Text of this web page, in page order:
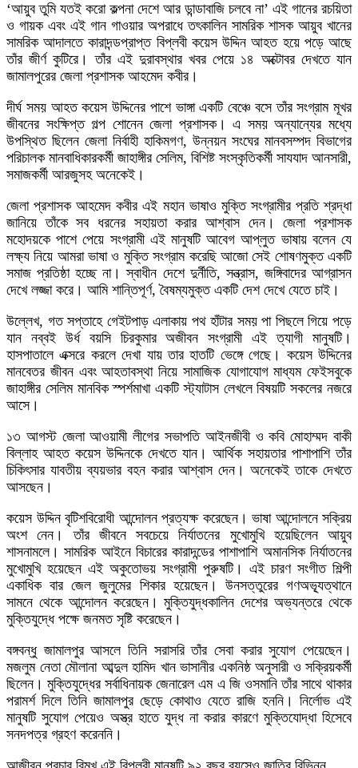
‘আয়ুব তুমি যতই করো কল্পনা দেশে আর ডান্ডাবাজি চলবে না’ এই গানের রচয়িতা
ও গায়ক এবং এই গান গাওয়ার অপরাধে তৎকালিন সামরিক শাসক আয়ুব খানের
সামরিক আদালতে কারাদন্ডপ্রাপ্ত বিপ্লবী কয়েস উদ্দিন আহত হয়ে পড়ে আছে
তাঁর জীর্ণ কুটিরে। তাঁর এই দুরাবস্থার খবর পেয়ে ১৪ অক্টোবর দেখতে যান
জামালপুরের জেলা প্রশাসক আহমেদ কবীর।
দীর্ঘ সময় আহত কয়েস উদ্দিনের পাশে ভাঙ্গা একটি বেঞ্চে বসে তাঁর সংগ্রাম মূখর
জীবনের সংক্ষিপ্ত গল্প শোনেন জেলা প্রশাসক। এ সময় অন্যান্যের মধ্যে
উপস্থিত ছিলেন জেলা নির্বাহী হাকিমগণ, উন্নয়ন সংঘের মানবসম্পদ বিভাগের
পরিচালক মানবাধিকারকর্মী জাহাঙ্গীর সেলিম, বিশিষ্ট সংস্কৃতিকর্মী সাযযাদ আনসারী,
সমাজকর্মী আরজুসহ অনেকেই।
জেলা প্রশাসক আহমেদ কবীর এই মহান ভাষাও মুক্তি সংগ্রামীর প্রতি শ্রদ্ধা
জানিয়ে তাঁকে সব ধরনের সহায়তা করার আশ্বাস দেন। জেলা প্রশাসক
মহোদয়কে পাশে পেয়ে সংগ্রামী এই মানুষটি আবেগ আপ্লুত ভাষায় বলেন যে
লক্ষ্য নিয়ে আমরা ভাষা ও মুক্তি সংগ্রাম করেছি আজো সেই শোষণমুক্ত একটি
সমাজ প্রতিষ্ঠা হচ্ছে না। স্বাধীন দেশে দুর্নীতি, সন্ত্রাস, জঙ্গিবাদের আগ্রাসন
দেখে লজ্জা করে। আমি শান্তিপূর্ণ, বৈষম্যমুক্ত একটি দেশ দেখে যেতে চাই।
উল্লেখ, গত সপ্তাহে গেইটপাড় এলাকায় পথ হাঁটার সময় পা পিছলে গিয়ে পড়ে
যান নব্বই উর্ধ বয়সি চিরকুমার অজীবন সংগ্রামী এই ত্যাগী মানুষটি।
হাসপাতালে এক্সরে করলে দেখা যায় তার হাতটি ভেঙ্গে গেছে। কয়েস উদ্দিনের
মানবেতর জীবন এবং আহতাবস্থা নিয়ে সামাজিক যোগাযোগ মাধ্যম ফেইসবুকে
জাহাঙ্গীর সেলিম মানবিক স্পর্শমাখা একটি স্ট্যাটাস লেখলে বিষয়টি সকলের নজরে
আসে।
১৩ আগস্ট জেলা আওয়ামী লীগের সভাপতি আইনজীবী ও কবি মোহাম্মদ বাকী
বিল্লাহ আহত কয়েস উদ্দিনকে দেখতে যান। আর্থিক সহায়তার পাশাপাশি তাঁর
চিকিৎসার যাবতীয় ব্যয়ভার বহন করার আশ্বাস দেন। অনেকেই তাকে দেখতে
আসছেন।
কয়েস উদ্দিন বৃটিশবিরোধী আন্দোলন প্রত্যক্ষ করেছেন। ভাষা আন্দোলনে সক্রিয়
অংশ নেন। তাঁর জীবনে সবচেয়ে নির্যাতনের মুখোমুখি হয়েছিলেন আয়ুব
শাসনামলে। সামরিক আইনে বিচারের কারাদন্ডের পাশাপাশি অমানসিক নির্যাতনের
মুখোমুখি হয়েছেন এই অকুতোভয় সংগ্রামী পুরুষটি। এই চারণ সংগীত শিল্পী
একাধিক বার জেল জুলুমের শিকার হয়েছেন। উনসত্তুরের গণঅভ্যূত্থানে
সামনে থেকে আন্দোলন করেছেন। মুক্তিযুদ্ধকালিন দেশের অভ্যন্তরে থেকে
মুক্তিযুদ্ধে পক্ষে জনমত সৃষ্টি করেছেন।
বঙ্গবন্ধু জামালপুর আসলে তিনি সরাসরি তাঁর সেবা করার সুযোগ পেয়েছেন।
মজলুম নেতা মৌলানা আব্দুল হামিদ খান ভাসানীর একনিষ্ঠ অনুসারী ও সক্রিয়কর্মী
ছিলেন। মুক্তিযুদ্ধের সর্বাধিনায়ক জেনারেল এম এ জি ওসমানি তাঁর সাথে থাকার
পরামর্শ দিলে তিনি জামালপুর ছেড়ে কোথাও যেতে রাজি হননি। নির্লোভ এই
মানুষটি সুযোগ পেয়েও অস্ত্র হাতে যুদ্ধ না করার কারণে মুক্তিযোদ্ধা হিসেবে
সনদপত্র গ্রহণ করেননি।